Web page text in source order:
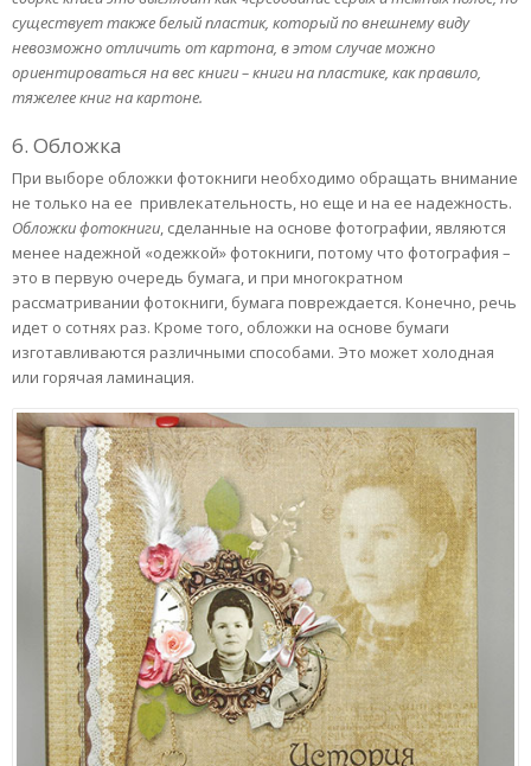
существует также белый пластик, который по внешнему виду
невозможно отличить от картона, в этом случае можно
ориентироваться на вес книги – книги на пластике, как правило,
тяжелее книг на картоне.
6. Обложка
При выборе обложки фотокниги необходимо обращать внимание
не только на ее привлекательность, но еще и на ее надежность.
Обложки фотокниги, сделанные на основе фотографии, являются
менее надежной «одежкой» фотокниги, потому что фотография –
это в первую очередь бумага, и при многократном
рассматривании фотокниги, бумага повреждается. Конечно, речь
идет о сотнях раз. Кроме того, обложки на основе бумаги
изготавливаются различными способами. Это может холодная
или горячая ламинация.